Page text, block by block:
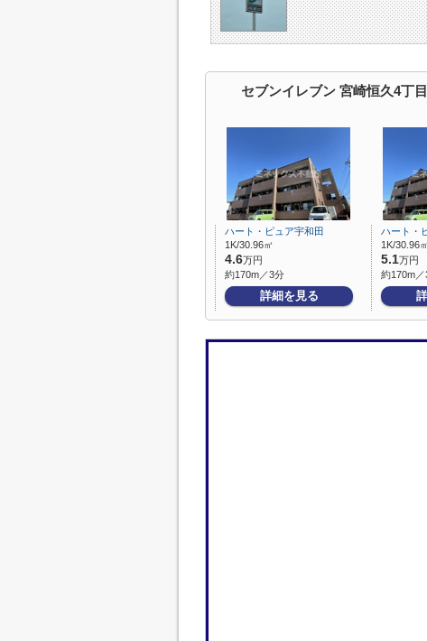
セブンイレブン 宮崎恒久4丁
ハート・ピュア宇和田
1K/30.96㎡
4.6万円
約170m／3分
詳細を見る
ハート・
1K/30.96㎡
5.1万円
約170m／